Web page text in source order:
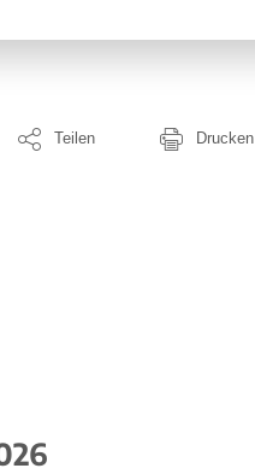
Teilen Drucken